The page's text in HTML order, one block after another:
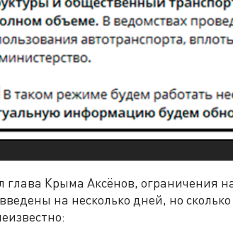
глава Крыма Аксёнов, ограничения
на несколько дней, но